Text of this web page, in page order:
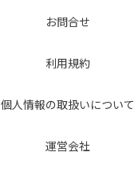
お問合せ
利用規約
個人情報の取扱いについて
運営会社